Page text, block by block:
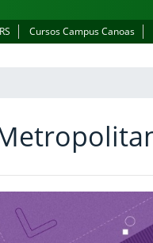
Cursos Campus Canoas